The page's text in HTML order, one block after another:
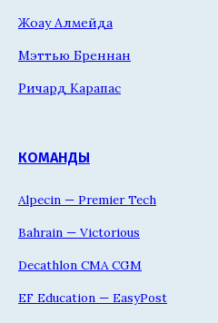
Жоау Алмейда
Мэттью Бреннан
Ричард Карапас
КОМАНДЫ
Alpecin — Premier Tech
Bahrain — Victorious
Decathlon CMA CGM
EF Education — EasyPost